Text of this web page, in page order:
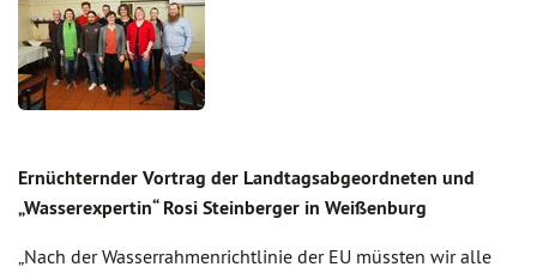
Ernüchternder Vortrag der Landtagsabgeordneten und
„Wasserexpertin“ Rosi Steinberger in Weißenburg
„Nach der Wasserrahmenrichtlinie der EU müssten wir alle